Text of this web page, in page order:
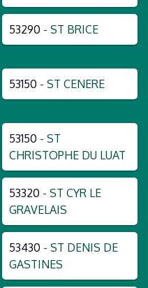
53290 - ST BRICE
53150 - ST CENERE
53150 - ST
CHRISTOPHE DU LUAT
53320 - ST CYR LE
GRAVELAIS
53430 - ST DENIS DE
GASTINES